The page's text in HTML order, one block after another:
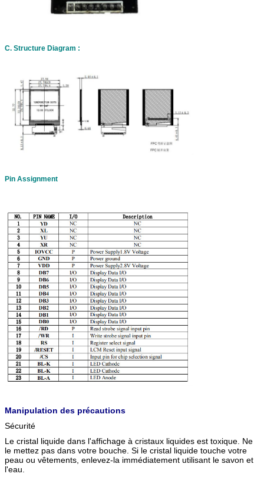
C. Structure Diagram :
Pin Assignment
Manipulation des précautions
Sécurité
Le cristal liquide dans l'affichage à cristaux liquides est toxique. Ne
le mettez pas dans votre bouche. Si le cristal liquide touche votre
peau ou vêtements, enlevez-la immédiatement utilisant le savon et
l'eau.